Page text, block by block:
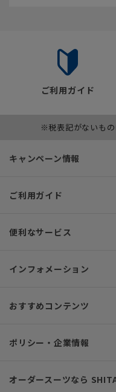
ご利用ガイド
※税表記がないも
キャンペーン情報
ご利用ガイド
便利なサービス
インフォメーション
おすすめコンテンツ
ポリシー・企業情報
オーダースーツなら